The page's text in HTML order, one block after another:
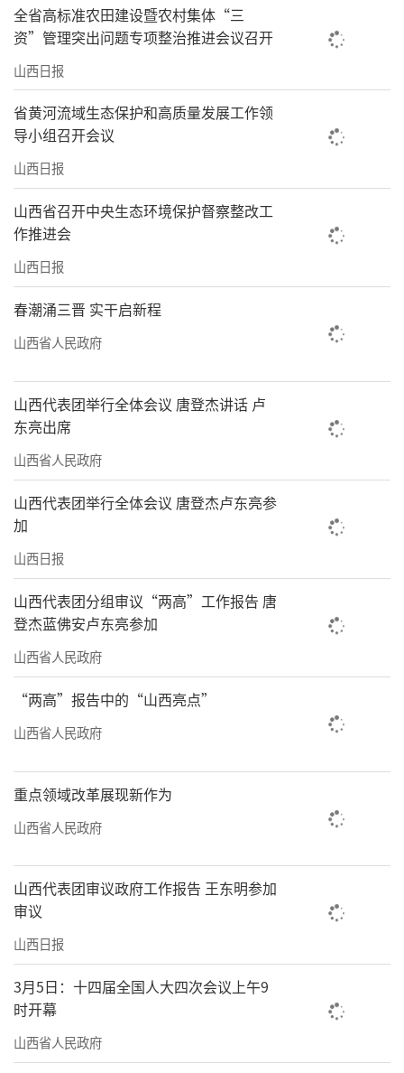
全省高标准农田建设暨农村集体“三
资”管理突出问题专项整治推进会议召开
山西日报
省黄河流域生态保护和高质量发展工作领
导小组召开会议
山西日报
山西省召开中央生态环境保护督察整改工
作推进会
山西日报
春潮涌三晋 实干启新程
山西省人民政府
山西代表团举行全体会议 唐登杰讲话 卢
东亮出席
山西省人民政府
山西代表团举行全体会议 唐登杰卢东亮参
加
山西日报
山西代表团分组审议“两高”工作报告 唐
登杰蓝佛安卢东亮参加
山西省人民政府
“两高”报告中的“山西亮点”
山西省人民政府
重点领域改革展现新作为
山西省人民政府
山西代表团审议政府工作报告 王东明参加
审议
山西日报
3月5日：十四届全国人大四次会议上午9
时开幕
山西省人民政府